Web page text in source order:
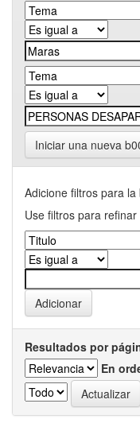
Iniciar una nueva
Adicione filtros para
Use filtros para
Resultados por
En